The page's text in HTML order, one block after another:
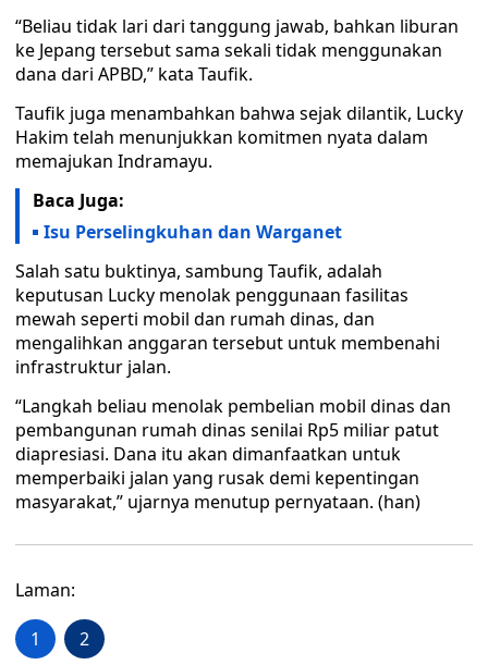
“Beliau tidak lari dari tanggung jawab, bahkan liburan
ke Jepang tersebut sama sekali tidak menggunakan
dana dari APBD,” kata Taufik.
Taufik juga menambahkan bahwa sejak dilantik, Lucky
Hakim telah menunjukkan komitmen nyata dalam
memajukan Indramayu.
Baca Juga:
Isu Perselingkuhan dan Warganet
Salah satu buktinya, sambung Taufik, adalah
keputusan Lucky menolak penggunaan fasilitas
mewah seperti mobil dan rumah dinas, dan
mengalihkan anggaran tersebut untuk membenahi
infrastruktur jalan.
“Langkah beliau menolak pembelian mobil dinas dan
pembangunan rumah dinas senilai Rp5 miliar patut
diapresiasi. Dana itu akan dimanfaatkan untuk
memperbaiki jalan yang rusak demi kepentingan
masyarakat,” ujarnya menutup pernyataan. (han)
Laman:
1 2